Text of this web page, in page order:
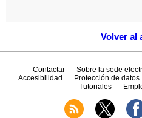
Volver al
Contactar Sobre la sede
Accesibilidad
Protección de datos
Tutoriales